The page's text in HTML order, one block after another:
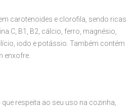
carotenoides e clorofila, sendo ricas
C, B1, B2, cálcio, ferro, magnésio,
iodo e potássio. Também contém
enxofre.
respeita ao seu uso na cozinha,